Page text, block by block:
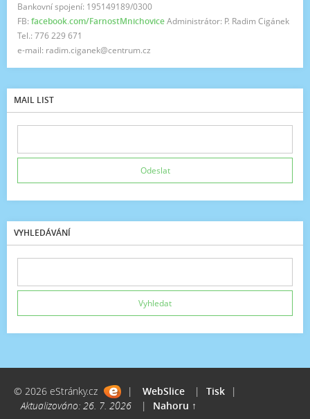
Bankovní spojení: 195149189/0300
FB: facebook.com/FarnostMnichoviceAdministrátor: P. Radim Cigánek
Tel.: 776 229 671
e-mail: radim.ciganek@centrum.cz
MAIL LIST
VYHLEDÁVÁNÍ
© 2026 eStránky.cz | WebSlice | Tisk
|
Aktualizováno: 26. 7. 2026
| Nahoru ↑